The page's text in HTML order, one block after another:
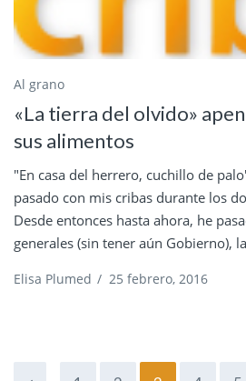
Al grano
«La tierra del olvido»
sus alimentos
"En casa del herrero, cuchillo de
pasado con mis cribas durante los
Desde entonces hasta ahora, he
generales (sin tener aún Gobierno),
Elisa Plumed / 25 febrero, 2016